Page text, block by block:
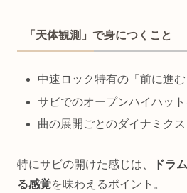
「天体観測」で身につくこと
中速ロック特有の「前に進む
サビでのオープンハイハッ
曲の展開ごとのダイナミクス
特にサビの開けた感じは、
ドラ
る感覚を味わえるポイント。